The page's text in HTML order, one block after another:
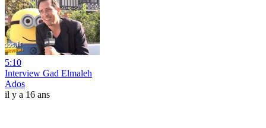
5:10
Interview Gad Elmaleh
Ados
il y a 16 ans